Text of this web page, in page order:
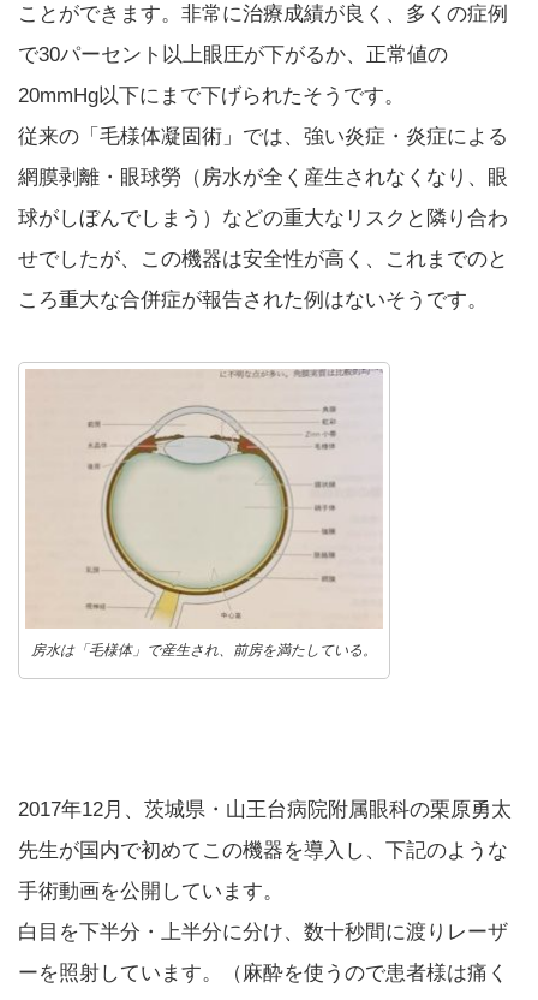
ことができます。非常に治療成績が良く、多くの症例
で30パーセント以上眼圧が下がるか、正常値の
20mmHg以下にまで下げられたそうです。
従来の「毛様体凝固術」では、強い炎症・炎症による
網膜剥離・眼球勞（房水が全く産生されなくなり、眼
球がしぼんでしまう）などの重大なリスクと隣り合わ
せでしたが、この機器は安全性が高く、これまでのと
ころ重大な合併症が報告された例はないそうです。
房水は「毛様体」で産生され、前房を満たしている。
2017年12月、茨城県・山王台病院附属眼科の栗原勇太
先生が国内で初めてこの機器を導入し、下記のような
手術動画を公開しています。
白目を下半分・上半分に分け、数十秒間に渡りレーザ
ーを照射しています。（麻酔を使うので患者様は痛く